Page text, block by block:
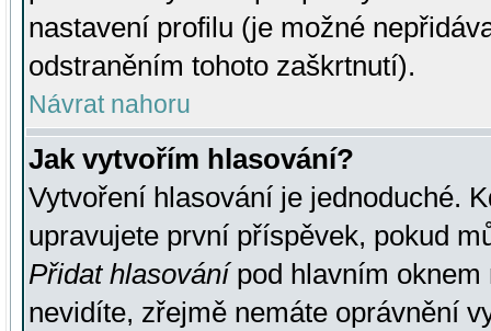
nastavení profilu (je možné
odstraněním tohoto zaškrtnutí).
Návrat nahoru
Jak vytvořím hlasování?
Vytvoření hlasování je jednoduché.
upravujete první příspěvek, pokud
Přidat hlasovánípod hlavním oknem
nevidíte, zřejmě nemáte oprávnění